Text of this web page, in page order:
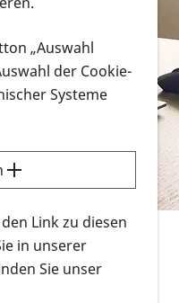
Infonmaterial
herunterladen
Erklärvideos zum
RETINA-Website
an.
Infomaterial
„Auswahl
der Cookie-
Systeme
Link zu diesen
in unserer
Sie unser